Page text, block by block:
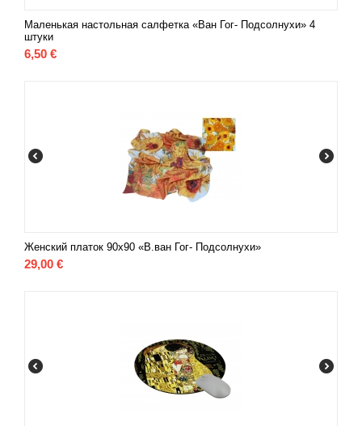
Маленькая настольная салфетка «Ван Гог- Подсолнухи» 4
штуки
6,50 €
Женский платок 90x90 «B.ван Гог- Подсолнухи»
29,00 €